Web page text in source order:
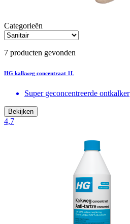
Categorieën
7 producten gevonden
HG kalkweg concentraat 1L
Super geconcentreerde ontkalker
Bekijken
4,7